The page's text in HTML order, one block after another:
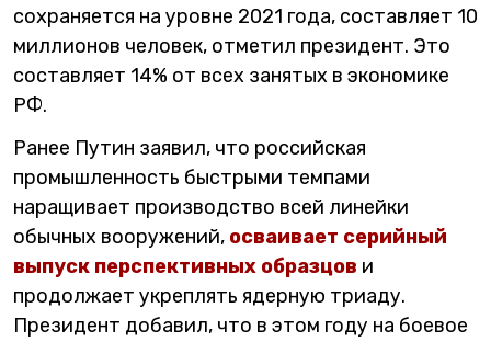
сохраняется на уровне 2021 года, составляет 10
миллионов человек, отметил президент. Это
составляет 14% от всех занятых в экономике
РФ.
Ранее Путин заявил, что российская
промышленность быстрыми темпами
наращивает производство всей линейки
обычных вооружений, осваивает серийный
выпуск перспективных образцов и
продолжает укреплять ядерную триаду.
Президент добавил, что в этом году на боевое